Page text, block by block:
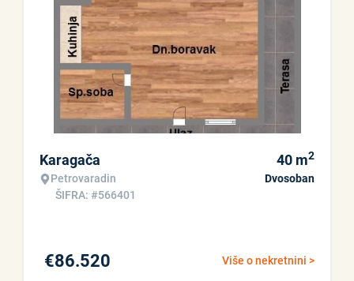
Karagača
Petrovaradin
ŠIFRA: #566401
40 m2
Dvosoban
Više o nekretnini >
€86.520